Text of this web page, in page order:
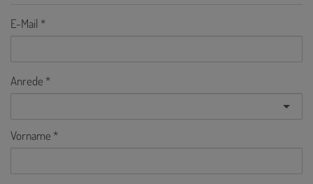
E-Mail
Anrede
Vorname